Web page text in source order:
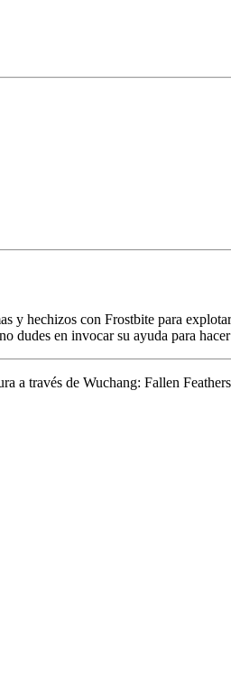
y hechizos con Frostbite para
dudes en invocar su ayuda para
a través de Wuchang: Fallen